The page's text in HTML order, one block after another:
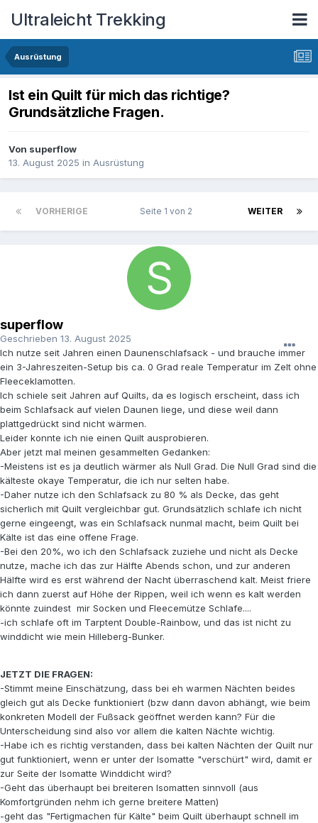
Ultraleicht Trekking
Ausrüstung
Ist ein Quilt für mich das richtige?
Grundsätzliche Fragen.
Von superflow
13. August 2025 in Ausrüstung
VORHERIGE WEITER
Seite 1 von 2
superflow
Geschrieben 13. August 2025
Ich nutze seit Jahren einen Daunenschlafsack - und brauche immer
ein 3-Jahreszeiten-Setup bis ca. 0 Grad reale Temperatur im Zelt ohne
Fleeceklamotten.
Ich schiele seit Jahren auf Quilts, da es logisch erscheint, dass ich
beim Schlafsack auf vielen Daunen liege, und diese weil dann
plattgedrückt sind nicht wärmen.
Leider konnte ich nie einen Quilt ausprobieren.
Aber jetzt mal meinen gesammelten Gedanken:
-Meistens ist es ja deutlich wärmer als Null Grad. Die Null Grad sind die
kälteste okaye Temperatur, die ich nur selten habe.
-Daher nutze ich den Schlafsack zu 80 % als Decke, das geht
sicherlich mit Quilt vergleichbar gut. Grundsätzlich schlafe ich nicht
gerne eingeengt, was ein Schlafsack nunmal macht, beim Quilt bei
Kälte ist das eine offene Frage.
-Bei den 20%, wo ich den Schlafsack zuziehe und nicht als Decke
nutze, mache ich das zur Hälfte Abends schon, und zur anderen
Hälfte wird es erst während der Nacht überraschend kalt. Meist friere
ich dann zuerst auf Höhe der Rippen, weil ich wenn es kalt werden
könnte zuindest mir Socken und Fleecemütze Schlafe....
-ich schlafe oft im Tarptent Double-Rainbow, und das ist nicht zu
winddicht wie mein Hilleberg-Bunker.
JETZT DIE FRAGEN:
-Stimmt meine Einschätzung, dass bei eh warmen Nächten beides
gleich gut als Decke funktioniert (bzw dann davon abhängt, wie beim
konkreten Modell der Fußsack geöffnet werden kann? Für die
Unterscheidung sind also vor allem die kalten Nächte wichtig.
-Habe ich es richtig verstanden, dass bei kalten Nächten der Quilt nur
gut funktioniert, wenn er unter der Isomatte "verschürt" wird, damit er
zur Seite der Isomatte Winddicht wird?
-Geht das überhaupt bei breiteren Isomatten sinnvoll (aus
Komfortgründen nehm ich gerne breitere Matten)
-geht das "Fertigmachen für Kälte" beim Quilt überhaupt schnell im